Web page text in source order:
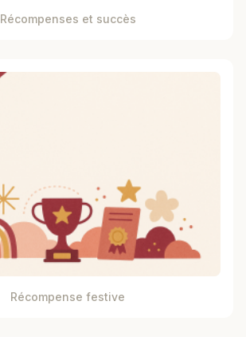
Récompenses et succès
Récompense festive